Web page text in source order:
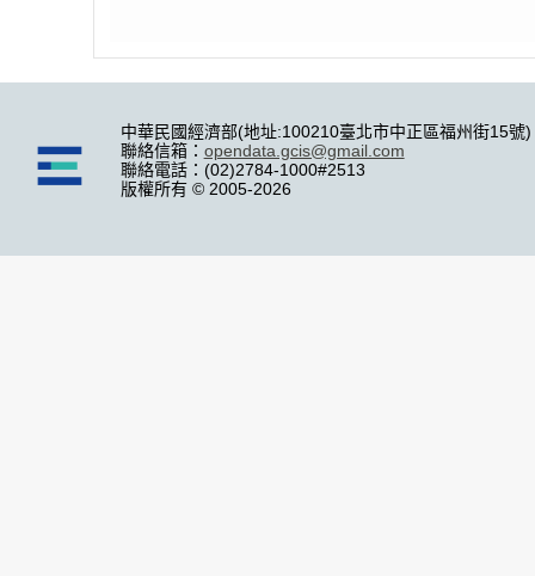
中華民國經濟部(地址:100210臺北市中正區福州街15號)
聯絡信箱： opendata.gcis@gmail.com
聯絡電話：(02)2784-1000#2513
版權所有 © 2005-2026